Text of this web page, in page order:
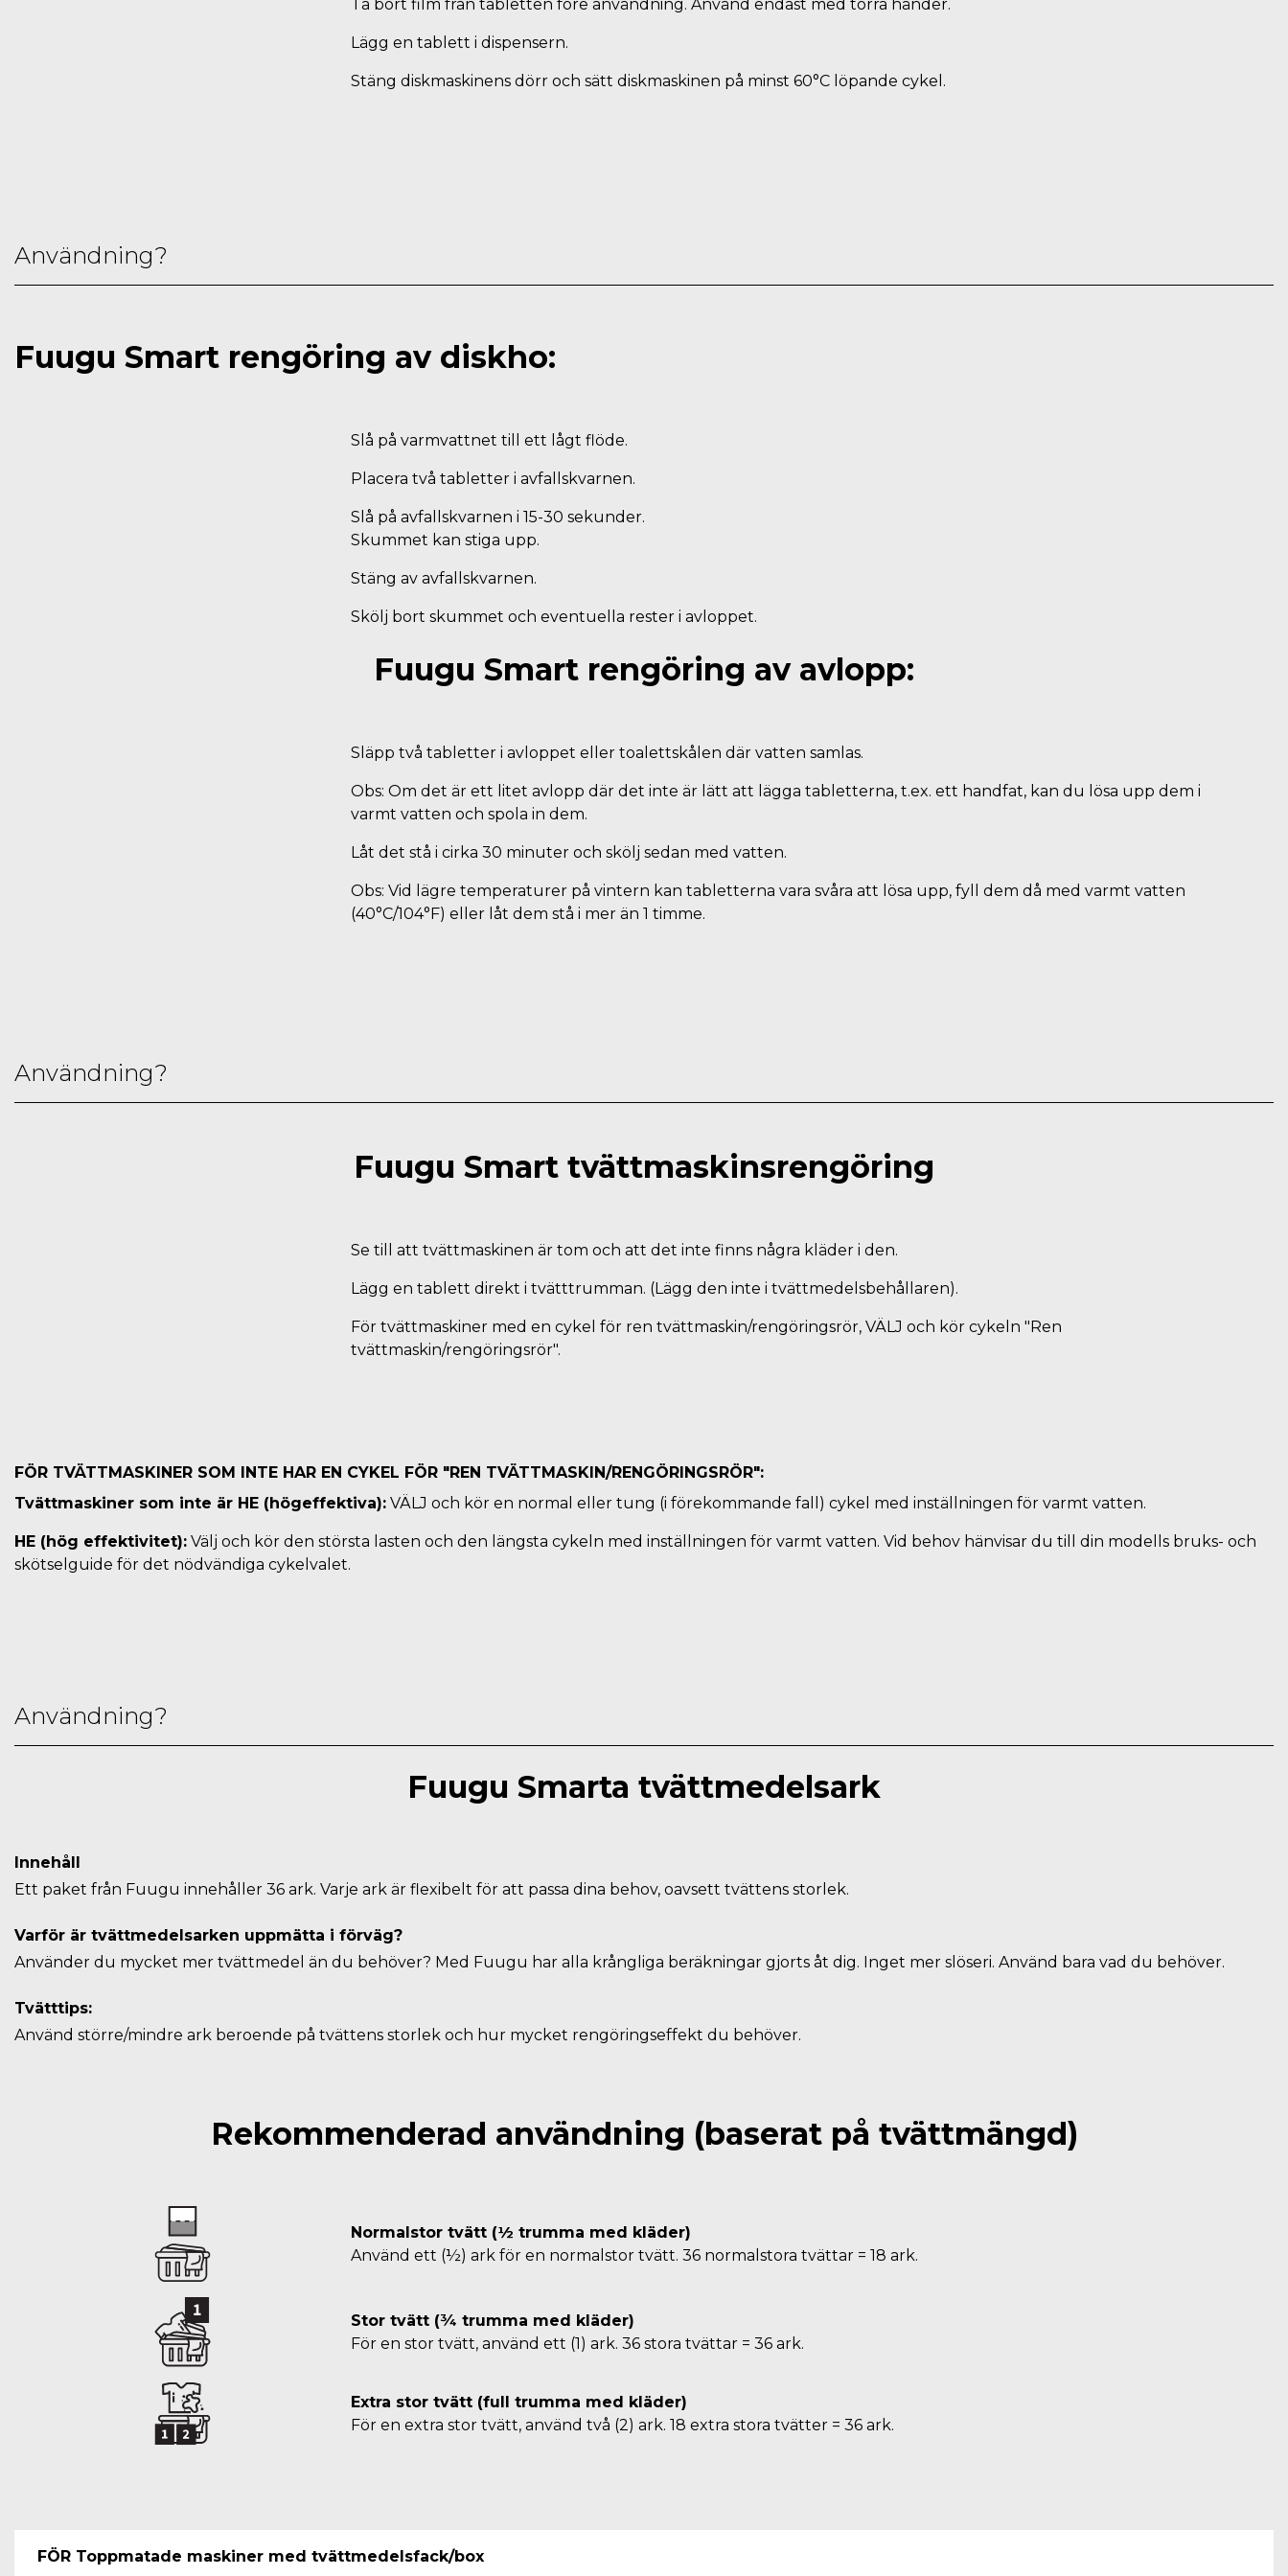
Ta bort film från tabletten före användning. Använd endast med torra händer.
Lägg en tablett i dispensern.
Stäng diskmaskinens dörr och sätt diskmaskinen på minst 60°C löpande cykel.
Användning?
Fuugu Smart rengöring av diskho:
Slå på varmvattnet till ett lågt flöde.
Placera två tabletter i avfallskvarnen.
Slå på avfallskvarnen i 15-30 sekunder.
Skummet kan stiga upp.
Stäng av avfallskvarnen.
Skölj bort skummet och eventuella rester i avloppet.
Släpp två tabletter i avloppet eller toalettskålen där vatten samlas.
Obs: Om det är ett litet avlopp där det inte är lätt att lägga tabletterna, t.ex. ett handfat, kan du lösa upp dem i
varmt vatten och spola in dem.
Låt det stå i cirka 30 minuter och skölj sedan med vatten.
Obs: Vid lägre temperaturer på vintern kan tabletterna vara svåra att lösa upp, fyll dem då med varmt vatten
(40°C/104°F) eller låt dem stå i mer än 1 timme.
Fuugu Smart rengöring av avlopp:
Användning?
Se till att tvättmaskinen är tom och att det inte finns några kläder i den.
Lägg en tablett direkt i tvätttrumman. (Lägg den inte i tvättmedelsbehållaren).
För tvättmaskiner med en cykel för ren tvättmaskin/rengöringsrör, VÄLJ och kör cykeln "Ren
tvättmaskin/rengöringsrör".
Fuugu Smart tvättmaskinsrengöring
FÖR TVÄTTMASKINER SOM INTE HAR EN CYKEL FÖR "REN TVÄTTMASKIN/RENGÖRINGSRÖR":
Tvättmaskiner som inte är HE (högeffektiva): VÄLJ och kör en normal eller tung (i förekommande fall) cykel med inställningen för varmt vatten.
HE (hög effektivitet): Välj och kör den största lasten och den längsta cykeln med inställningen för varmt vatten. Vid behov hänvisar du till din modells bruks- och
skötselguide för det nödvändiga cykelvalet.
Användning?
Innehåll
Ett paket från Fuugu innehåller 36 ark. Varje ark är flexibelt för att passa dina behov, oavsett tvättens storlek.
Varför är tvättmedelsarken uppmätta i förväg?
Använder du mycket mer tvättmedel än du behöver? Med Fuugu har alla krångliga beräkningar gjorts åt dig. Inget mer slöseri. Använd bara vad du behöver.
Tvätttips:
Använd större/mindre ark beroende på tvättens storlek och hur mycket rengöringseffekt du behöver.
Fuugu Smarta tvättmedelsark
Normalstor tvätt (½ trumma med kläder)
Använd ett (½) ark för en normalstor tvätt. 36 normalstora tvättar = 18 ark.
Stor tvätt (¾ trumma med kläder)
För en stor tvätt, använd ett (1) ark. 36 stora tvättar = 36 ark.
Extra stor tvätt (full trumma med kläder)
För en extra stor tvätt, använd två (2) ark. 18 extra stora tvätter = 36 ark.
Rekommenderad användning (baserat på tvättmängd)
FÖR Toppmatade maskiner med tvättmedelsfack/box